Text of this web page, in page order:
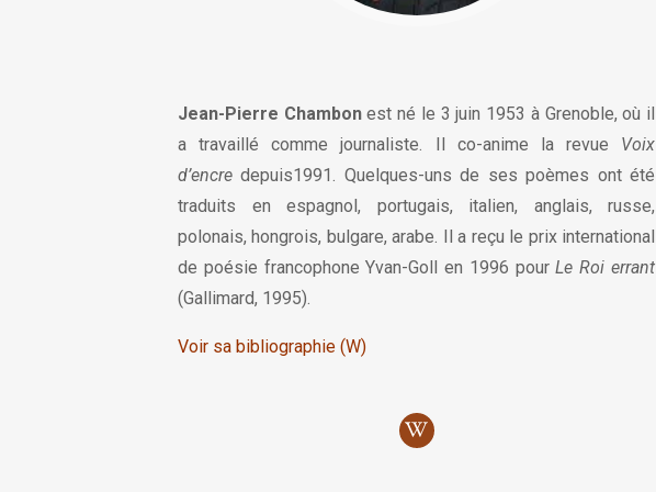
Jean-Pierre Chambonest né le 3 juin 1953 à Grenoble, où il
a travaillé comme journaliste. Il co-anime la revue Voix
d’encre depuis1991. Quelques-uns de ses poèmes ont été
traduits en espagnol, portugais, italien, anglais, russe,
polonais, hongrois, bulgare, arabe. Il a reçu le prix international
de poésie francophone Yvan-Goll en 1996 pourLe Roi errant
(Gallimard, 1995).
Voir sa bibliographie (W)